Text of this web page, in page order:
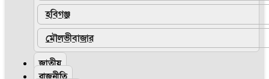
হবিগঞ্জ
মৌলভীবাজার
জাতীয়